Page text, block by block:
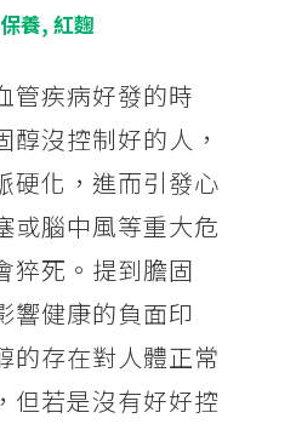
養, 紅麴
管疾病好發的時
醇沒控制好的人，
硬化，進而引發心
或腦中風等重大危
猝死。提到膽固
響健康的負面印
的存在對人體正常
但若是沒有好好控